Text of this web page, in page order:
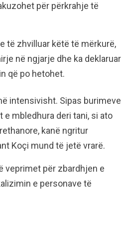
për përkrahje të
të zhvilluar këtë të mërkurë,
në ngjarje dhe ka deklaruar
që po hetohet.
intensivisht. Sipas burimeve
e mbledhura deri tani, si ato
kanë ngritur
Koçi mund të jetë vrarë.
veprimet për zbardhjen e
e personave të